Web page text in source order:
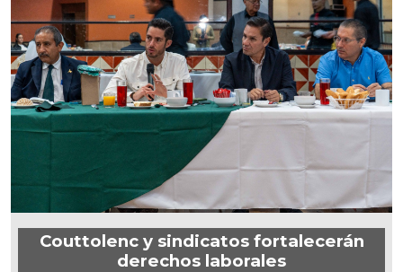
Couttolenc y sindicatos fortalecerán
derechos laborales